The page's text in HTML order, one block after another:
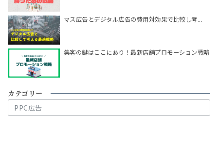
マス広告とデジタル広告の費用対効果で比較し考...
集客の鍵はここにあり！最新店舗プロモーション戦略
カテゴリー
カ